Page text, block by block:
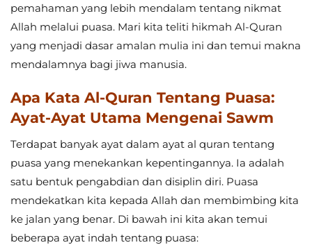
pemahaman yang lebih mendalam tentang nikmat
Allah melalui puasa. Mari kita teliti hikmah Al-Quran
yang menjadi dasar amalan mulia ini dan temui makna
mendalamnya bagi jiwa manusia.
Apa Kata Al-Quran Tentang Puasa:
Ayat-Ayat Utama Mengenai Sawm
Terdapat banyak ayat dalam ayat al quran tentang
puasa yang menekankan kepentingannya. Ia adalah
satu bentuk pengabdian dan disiplin diri. Puasa
mendekatkan kita kepada Allah dan membimbing kita
ke jalan yang benar. Di bawah ini kita akan temui
beberapa ayat indah tentang puasa: